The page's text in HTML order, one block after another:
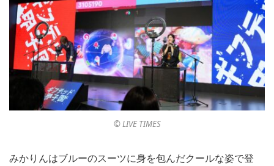
©︎ LIVE TIMES
みかりんはブルーのスーツに身を包んだクールな姿で登